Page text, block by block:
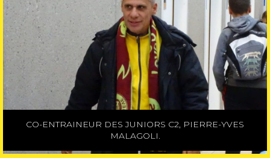
CO-ENTRAINEUR DES JUNIORS C2, PIERRE-YVES
MALAGOLI.